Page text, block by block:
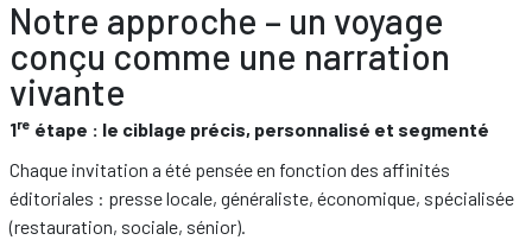
Notre approche – un voyage
conçu comme une narration
vivante
1re étape : le ciblage précis, personnalisé et segmenté
Chaque invitation a été pensée en fonction des affinités
éditoriales : presse locale, généraliste, économique, spécialisée
(restauration, sociale, sénior).